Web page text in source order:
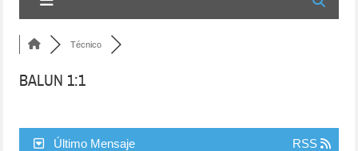
Técnico
BALUN 1:1
Último Mensaje RSS